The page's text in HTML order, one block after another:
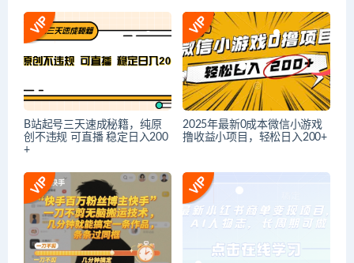
B站起号三天速成秘籍，纯原
创不违规 可直播 稳定日入200
+
2025年最新0成本微信小游戏
撸收益小项目，轻松日入200+